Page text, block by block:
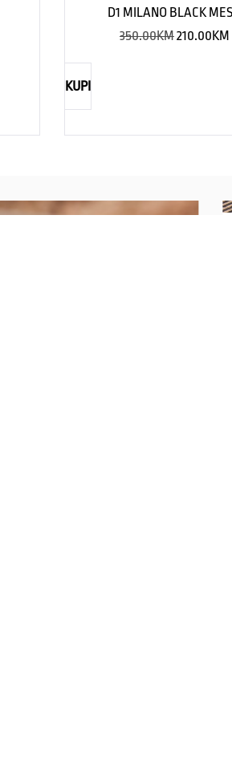
D1 MILANO BLACK
350.00KM210.00KM
KUPI